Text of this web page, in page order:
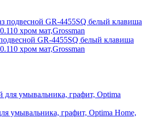
GR-4455SQ белый клавиша
хром мат,Grossman
умывальника, графит, Optima Home,